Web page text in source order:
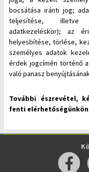
bocsátása iránti jog;
teljesítése, illetve
adatkezeléskor); az
helyesbítése, törlése,
személyes adatok
érdek jogcímén történő
való panasz
További észrevétel,
fenti